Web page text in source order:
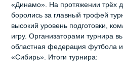
«Динамо». На протяжении трёх
боролись за главный трофей
высокий уровень подготовки,
игру. Организаторами турнира
областная федерация футбола
«Сибирь». Итоги турнира: